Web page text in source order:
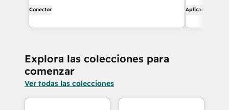
registros de CRM.
Conector Aplicación
Explora las colecciones para
comenzar
Ver todas las colecciones